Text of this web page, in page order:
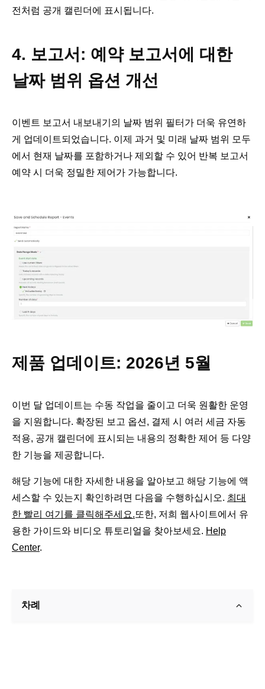
전처럼 공개 캘린더에 표시됩니다.
4. 보고서: 예약 보고서에 대한
날짜 범위 옵션 개선
이벤트 보고서 내보내기의 날짜 범위 필터가 더욱 유연하
게 업데이트되었습니다. 이제 과거 및 미래 날짜 범위 모두
에서 현재 날짜를 포함하거나 제외할 수 있어 반복 보고서
예약 시 더욱 정밀한 제어가 가능합니다.
제품 업데이트: 2026년 5월
이번 달 업데이트는 수동 작업을 줄이고 더욱 원활한 운영
을 지원합니다. 확장된 보고 옵션, 결제 시 여러 세금 자동
적용, 공개 캘린더에 표시되는 내용의 정확한 제어 등 다양
한 기능을 제공합니다.
해당 기능에 대한 자세한 내용을 알아보고 해당 기능에 액
세스할 수 있는지 확인하려면 다음을 수행하십시오. 최대
한 빨리 여기를 클릭해주세요.또한, 저희 웹사이트에서 유
용한 가이드와 비디오 튜토리얼을 찾아보세요. Help
Center.
차례